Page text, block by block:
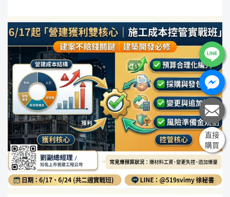
直接
購買